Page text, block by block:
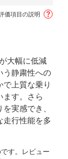
価項目の説明
大幅に低減
う静粛性への
上質な乗り
ます。さら
実感でき、
走行性能を多
す。レビュー